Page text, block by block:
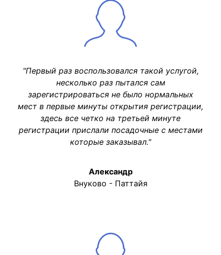
"Первый раз воспользовался такой услугой,
несколько раз пытался сам
зарегистрироваться не было нормальных
мест в первые минуты открытия регистрации,
здесь все четко на третьей минуте
регистрации прислали посадочные с местами
которые заказывал."
Александр
Внуково - Паттайя